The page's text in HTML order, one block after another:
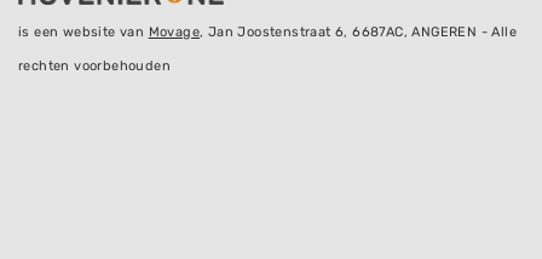
is een website van Movage, Jan Joostenstraat 6, 6687AC, ANGEREN - Alle
rechten voorbehouden